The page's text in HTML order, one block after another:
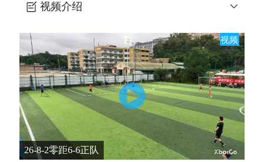
视频介绍
视频
26-8-2零距6-6正队